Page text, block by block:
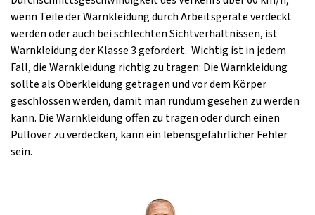
wenn Teile der Warnkleidung durch Arbeitsgeräte verdeckt
werden oder auch bei schlechten Sichtverhältnissen, ist
Warnkleidung der Klasse 3 gefordert. Wichtig ist in jedem
Fall, die Warnkleidung richtig zu tragen: Die Warnkleidung
sollte als Oberkleidung getragen und vor dem Körper
geschlossen werden, damit man rundum gesehen zu werden
kann. Die Warnkleidung offen zu tragen oder durch einen
Pullover zu verdecken, kann ein lebensgefährlicher Fehler
sein.